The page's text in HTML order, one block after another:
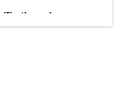
der